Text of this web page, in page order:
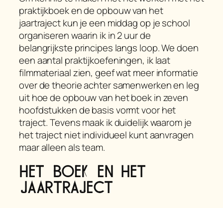
praktijkboek en de opbouw van het
jaartraject kun je een middag op je school
organiseren waarin ik in 2 uur de
belangrijkste principes langs loop. We doen
een aantal praktijkoefeningen, ik laat
filmmateriaal zien, geef wat meer informatie
over de theorie achter samenwerken en leg
uit hoe de opbouw van het boek in zeven
hoofdstukken de basis vormt voor het
traject. Tevens maak ik duidelijk waarom je
het traject niet individueel kunt aanvragen
maar alleen als team.
Het boek en het
jaartraject